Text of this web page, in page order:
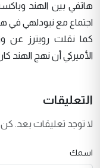
هاتفي بين الهند
اجتماع مع نيودلهي في
كما نقلت رويترز عن
الأميركي أن نهج
التعليقات
لا توجد تعليقات بعد.
اسمك